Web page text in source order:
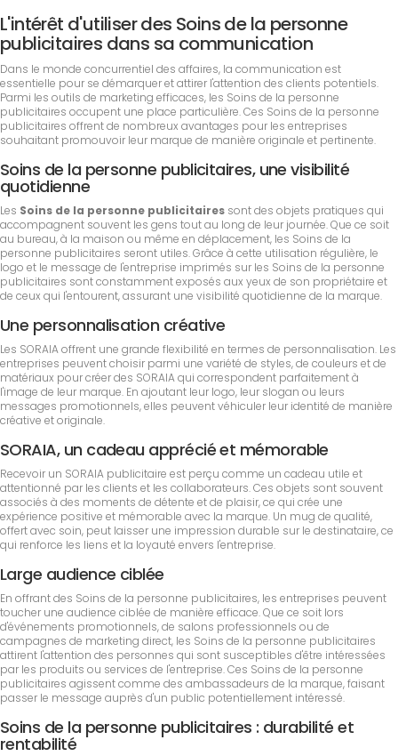
L'intérêt d'utiliser des Soins de la personne
publicitaires dans sa communication
Dans le monde concurrentiel des affaires, la communication est
essentielle pour se démarquer et attirer l'attention des clients potentiels.
Parmi les outils de marketing efficaces, les Soins de la personne
publicitaires occupent une place particulière. Ces Soins de la personne
publicitaires offrent de nombreux avantages pour les entreprises
souhaitant promouvoir leur marque de manière originale et pertinente.
Soins de la personne publicitaires, une visibilité
quotidienne
Les Soins de la personne publicitaires sont des objets pratiques qui
accompagnent souvent les gens tout au long de leur journée. Que ce soit
au bureau, à la maison ou même en déplacement, les Soins de la
personne publicitaires seront utiles. Grâce à cette utilisation régulière, le
logo et le message de l'entreprise imprimés sur les Soins de la personne
publicitaires sont constamment exposés aux yeux de son propriétaire et
de ceux qui l'entourent, assurant une visibilité quotidienne de la marque.
Une personnalisation créative
Les SORAIA offrent une grande flexibilité en termes de personnalisation. Les
entreprises peuvent choisir parmi une variété de styles, de couleurs et de
matériaux pour créer des SORAIA qui correspondent parfaitement à
l'image de leur marque. En ajoutant leur logo, leur slogan ou leurs
messages promotionnels, elles peuvent véhiculer leur identité de manière
créative et originale.
SORAIA, un cadeau apprécié et mémorable
Recevoir un SORAIA publicitaire est perçu comme un cadeau utile et
attentionné par les clients et les collaborateurs. Ces objets sont souvent
associés à des moments de détente et de plaisir, ce qui crée une
expérience positive et mémorable avec la marque. Un mug de qualité,
offert avec soin, peut laisser une impression durable sur le destinataire, ce
qui renforce les liens et la loyauté envers l'entreprise.
Large audience ciblée
En offrant des Soins de la personne publicitaires, les entreprises peuvent
toucher une audience ciblée de manière efficace. Que ce soit lors
d'événements promotionnels, de salons professionnels ou de
campagnes de marketing direct, les Soins de la personne publicitaires
attirent l'attention des personnes qui sont susceptibles d'être intéressées
par les produits ou services de l'entreprise. Ces Soins de la personne
publicitaires agissent comme des ambassadeurs de la marque, faisant
passer le message auprès d'un public potentiellement intéressé.
Soins de la personne publicitaires : durabilité et
rentabilité